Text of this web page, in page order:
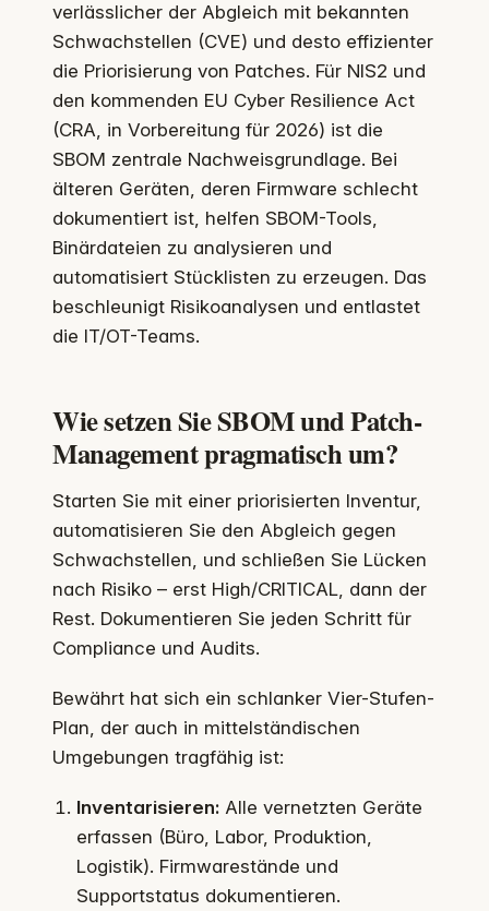
verlässlicher der Abgleich mit bekannten
Schwachstellen (CVE) und desto effizienter
die Priorisierung von Patches. Für NIS2 und
den kommenden EU Cyber Resilience Act
(CRA, in Vorbereitung für 2026) ist die
SBOM zentrale Nachweisgrundlage. Bei
älteren Geräten, deren Firmware schlecht
dokumentiert ist, helfen SBOM-Tools,
Binärdateien zu analysieren und
automatisiert Stücklisten zu erzeugen. Das
beschleunigt Risikoanalysen und entlastet
die IT/OT-Teams.
Wie setzen Sie SBOM und Patch-
Management pragmatisch um?
Starten Sie mit einer priorisierten Inventur,
automatisieren Sie den Abgleich gegen
Schwachstellen, und schließen Sie Lücken
nach Risiko – erst High/CRITICAL, dann der
Rest. Dokumentieren Sie jeden Schritt für
Compliance und Audits.
Bewährt hat sich ein schlanker Vier-Stufen-
Plan, der auch in mittelständischen
Umgebungen tragfähig ist:
Inventarisieren: Alle vernetzten Geräte
erfassen (Büro, Labor, Produktion,
Logistik). Firmwarestände und
Supportstatus dokumentieren.